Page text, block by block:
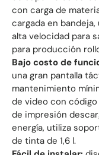
con carga de
cargada en
alta velocidad para
para producción
Bajo costo de
una gran pantalla
mantenimiento
de video con código
de impresión
energía, utiliza
de tinta de 1,6 l.